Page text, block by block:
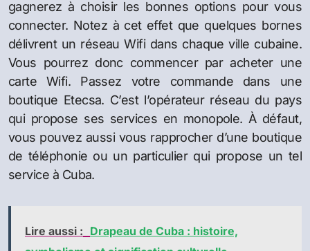
gagnerez à choisir les bonnes options pour vous
connecter. Notez à cet effet que quelques bornes
délivrent un réseau Wifi dans chaque ville cubaine.
Vous pourrez donc commencer par acheter une
carte Wifi. Passez votre commande dans une
boutique Etecsa. C’est l’opérateur réseau du pays
qui propose ses services en monopole. À défaut,
vous pouvez aussi vous rapprocher d’une boutique
de téléphonie ou un particulier qui propose un tel
service à Cuba.
Lire aussi : Drapeau de Cuba : histoire,